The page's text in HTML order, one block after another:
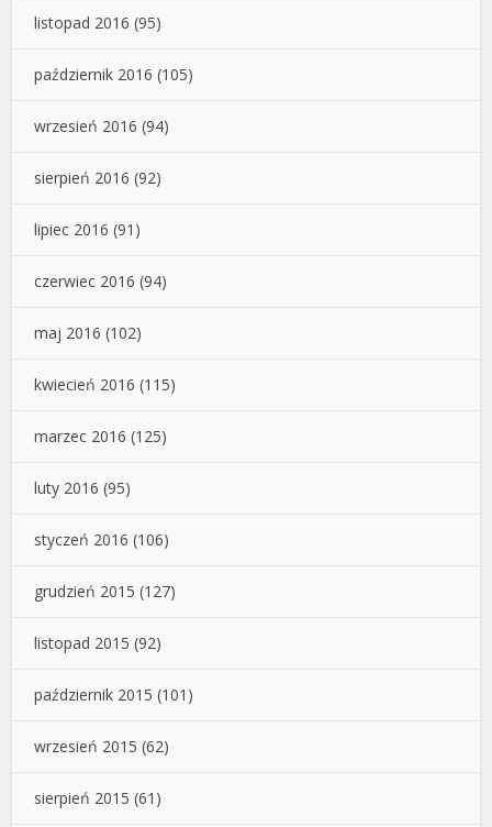
listopad 2016 (95)
październik 2016 (105)
wrzesień 2016 (94)
sierpień 2016 (92)
lipiec 2016 (91)
czerwiec 2016 (94)
maj 2016 (102)
kwiecień 2016 (115)
marzec 2016 (125)
luty 2016 (95)
styczeń 2016 (106)
grudzień 2015 (127)
listopad 2015 (92)
październik 2015 (101)
wrzesień 2015 (62)
sierpień 2015 (61)